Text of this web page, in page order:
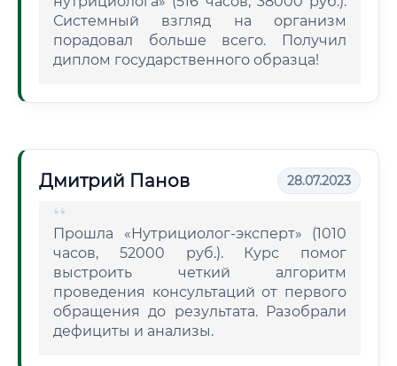
Системный взгляд на организм
порадовал больше всего. Получил
диплом государственного образца!
Дмитрий Панов 28.07.2023
Прошла «Нутрициолог-эксперт» (1010
часов, 52000 руб.). Курс помог
выстроить четкий алгоритм
проведения консультаций от первого
обращения до результата. Разобрали
дефициты и анализы.